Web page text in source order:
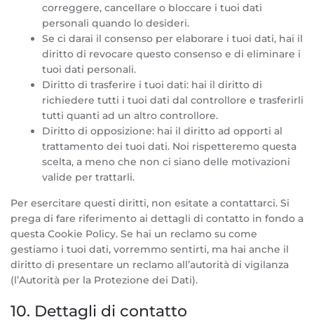
correggere, cancellare o bloccare i tuoi dati
personali quando lo desideri.
Se ci darai il consenso per elaborare i tuoi dati, hai il
diritto di revocare questo consenso e di eliminare i
tuoi dati personali.
Diritto di trasferire i tuoi dati: hai il diritto di
richiedere tutti i tuoi dati dal controllore e trasferirli
tutti quanti ad un altro controllore.
Diritto di opposizione: hai il diritto ad opporti al
trattamento dei tuoi dati. Noi rispetteremo questa
scelta, a meno che non ci siano delle motivazioni
valide per trattarli.
Per esercitare questi diritti, non esitate a contattarci. Si
prega di fare riferimento ai dettagli di contatto in fondo a
questa Cookie Policy. Se hai un reclamo su come
gestiamo i tuoi dati, vorremmo sentirti, ma hai anche il
diritto di presentare un reclamo all’autorità di vigilanza
(l’Autorità per la Protezione dei Dati).
10. Dettagli di contatto